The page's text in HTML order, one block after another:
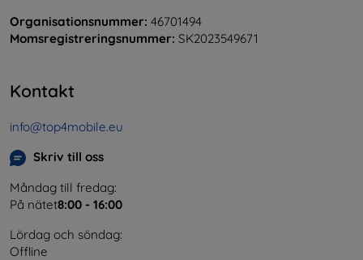
Organisationsnummer: 46701494
Momsregistreringsnummer: SK2023549671
Kontakt
info@top4mobile.eu
Skriv till oss
Måndag till fredag:
På nätet8:00 - 16:00
Lördag och söndag:
Offline